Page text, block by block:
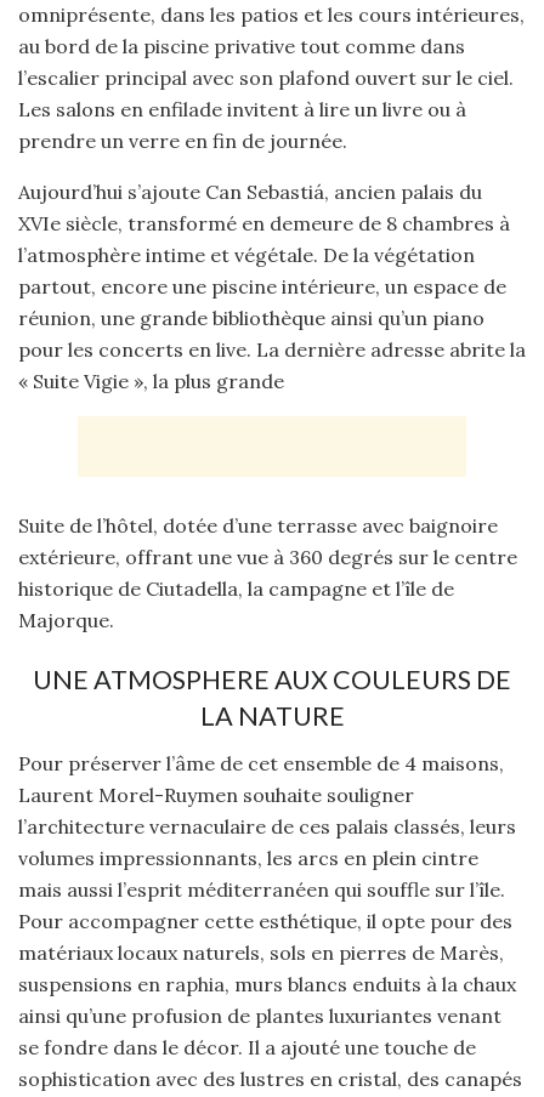
omniprésente, dans les patios et les cours intérieures,
au bord de la piscine privative tout comme dans
l’escalier principal avec son plafond ouvert sur le ciel.
Les salons en enfilade invitent à lire un livre ou à
prendre un verre en fin de journée.
Aujourd’hui s’ajoute Can Sebastiá, ancien palais du
XVIe siècle, transformé en demeure de 8 chambres à
l’atmosphère intime et végétale. De la végétation
partout, encore une piscine intérieure, un espace de
réunion, une grande bibliothèque ainsi qu’un piano
pour les concerts en live. La dernière adresse abrite la
« Suite Vigie », la plus grande
Suite de l’hôtel, dotée d’une terrasse avec baignoire
extérieure, offrant une vue à 360 degrés sur le centre
historique de Ciutadella, la campagne et l’île de
Majorque.
UNE ATMOSPHERE AUX COULEURS DE
LA NATURE
Pour préserver l’âme de cet ensemble de 4 maisons,
Laurent Morel-Ruymen souhaite souligner
l’architecture vernaculaire de ces palais classés, leurs
volumes impressionnants, les arcs en plein cintre
mais aussi l’esprit méditerranéen qui souffle sur l’île.
Pour accompagner cette esthétique, il opte pour des
matériaux locaux naturels, sols en pierres de Marès,
suspensions en raphia, murs blancs enduits à la chaux
ainsi qu’une profusion de plantes luxuriantes venant
se fondre dans le décor. Il a ajouté une touche de
sophistication avec des lustres en cristal, des canapés